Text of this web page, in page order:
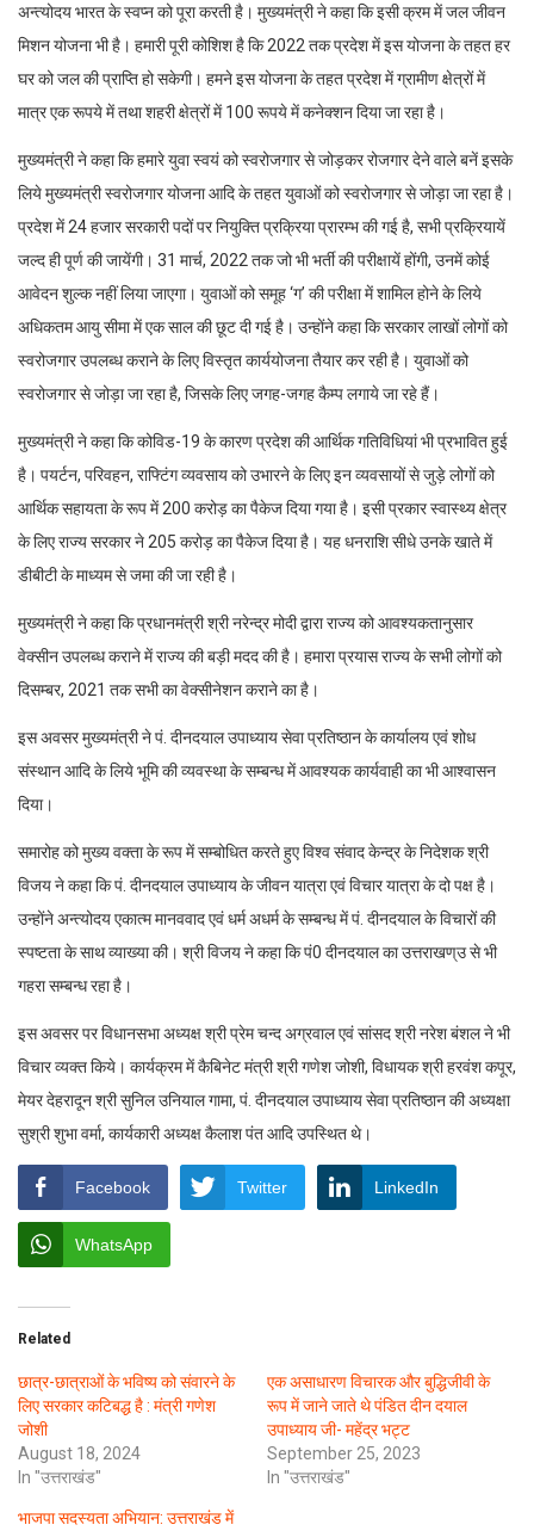
अन्त्योदय भारत के स्वप्न को पूरा करती है। मुख्यमंत्री ने कहा कि इसी क्रम में जल जीवन
मिशन योजना भी है। हमारी पूरी कोशिश है कि 2022 तक प्रदेश में इस योजना के तहत हर
घर को जल की प्राप्ति हो सकेगी। हमने इस योजना के तहत प्रदेश में ग्रामीण क्षेत्रों में
मात्र एक रूपये में तथा शहरी क्षेत्रों में 100 रूपये में कनेक्शन दिया जा रहा है।
मुख्यमंत्री ने कहा कि हमारे युवा स्वयं को स्वरोजगार से जोड़कर रोजगार देने वाले बनें इसके
लिये मुख्यमंत्री स्वरोजगार योजना आदि के तहत युवाओं को स्वरोजगार से जोड़ा जा रहा है।
प्रदेश में 24 हजार सरकारी पदों पर नियुक्ति प्रक्रिया प्रारम्भ की गई है, सभी प्रक्रियायें
जल्द ही पूर्ण की जायेंगी। 31 मार्च, 2022 तक जो भी भर्ती की परीक्षायें होंगी, उनमें कोई
आवेदन शुल्क नहीं लिया जाएगा। युवाओं को समूह ‘ग’ की परीक्षा में शामिल होने के लिये
अधिकतम आयु सीमा में एक साल की छूट दी गई है। उन्होंने कहा कि सरकार लाखों लोगों को
स्वरोजगार उपलब्ध कराने के लिए विस्तृत कार्ययोजना तैयार कर रही है। युवाओं को
स्वरोजगार से जोड़ा जा रहा है, जिसके लिए जगह-जगह कैम्प लगाये जा रहे हैं।
मुख्यमंत्री ने कहा कि कोविड-19 के कारण प्रदेश की आर्थिक गतिविधियां भी प्रभावित हुई
है। पयर्टन, परिवहन, राफ्टिंग व्यवसाय को उभारने के लिए इन व्यवसायों से जुड़े लोगों को
आर्थिक सहायता के रूप में 200 करोड़ का पैकेज दिया गया है। इसी प्रकार स्वास्थ्य क्षेत्र
के लिए राज्य सरकार ने 205 करोड़ का पैकेज दिया है। यह धनराशि सीधे उनके खाते में
डीबीटी के माध्यम से जमा की जा रही है।
मुख्यमंत्री ने कहा कि प्रधानमंत्री श्री नरेन्द्र मोदी द्वारा राज्य को आवश्यकतानुसार
वेक्सीन उपलब्ध कराने में राज्य की बड़ी मदद की है। हमारा प्रयास राज्य के सभी लोगों को
दिसम्बर, 2021 तक सभी का वेक्सीनेशन कराने का है।
इस अवसर मुख्यमंत्री ने पं. दीनदयाल उपाध्याय सेवा प्रतिष्ठान के कार्यालय एवं शोध
संस्थान आदि के लिये भूमि की व्यवस्था के सम्बन्ध में आवश्यक कार्यवाही का भी आश्वासन
दिया।
समारोह को मुख्य वक्ता के रूप में सम्बोधित करते हुए विश्व संवाद केन्द्र के निदेशक श्री
विजय ने कहा कि पं. दीनदयाल उपाध्याय के जीवन यात्रा एवं विचार यात्रा के दो पक्ष है।
उन्होंने अन्त्योदय एकात्म मानववाद एवं धर्म अधर्म के सम्बन्ध में पं. दीनदयाल के विचारों की
स्पष्टता के साथ व्याख्या की। श्री विजय ने कहा कि पं0 दीनदयाल का उत्तराखण्उ से भी
गहरा सम्बन्ध रहा है।
इस अवसर पर विधानसभा अध्यक्ष श्री प्रेम चन्द अग्रवाल एवं सांसद श्री नरेश बंशल ने भी
विचार व्यक्त किये। कार्यक्रम में कैबिनेट मंत्री श्री गणेश जोशी, विधायक श्री हरवंश कपूर,
मेयर देहरादून श्री सुनिल उनियाल गामा, पं. दीनदयाल उपाध्याय सेवा प्रतिष्ठान की अध्यक्षा
सुश्री शुभा वर्मा, कार्यकारी अध्यक्ष कैलाश पंत आदि उपस्थित थे।
Facebook Twitter LinkedIn
WhatsApp
Related
छात्र-छात्राओं के भविष्य को संवारने के
लिए सरकार कटिबद्ध है : मंत्री गणेश
जोशी
August 18, 2024
In "उत्तराखंड"
एक असाधारण विचारक और बुद्धिजीवी के
रूप में जाने जाते थे पंडित दीन दयाल
उपाध्याय जी- महेंद्र भट्ट
September 25, 2023
In "उत्तराखंड"
भाजपा सदस्यता अभियान: उत्तराखंड में